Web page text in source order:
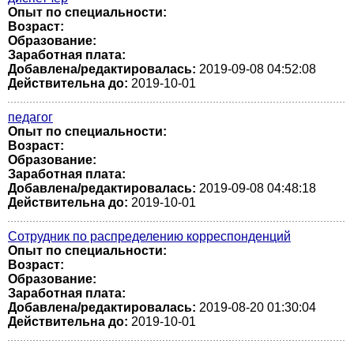
Опыт по специальности:
Возраст:
Образование:
Заработная плата:
Добавлена/редактировалась: 2019-09-08 04:52:08
Действительна до: 2019-10-01
педагог
Опыт по специальности:
Возраст:
Образование:
Заработная плата:
Добавлена/редактировалась: 2019-09-08 04:48:18
Действительна до: 2019-10-01
Сотрудник по распределению корреспонденций
Опыт по специальности:
Возраст:
Образование:
Заработная плата:
Добавлена/редактировалась: 2019-08-20 01:30:04
Действительна до: 2019-10-01